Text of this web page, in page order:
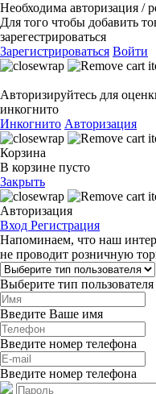
Необходима авторизация /
Для того чтобы добавить
зарегестрироваться
Зарегистрироваться Войти
Авторизируйтесь для
инкогнито
Инкогнито Авторизация
Корзина
В корзине пусто
Закрыть
Авторизация
Вход Регистрация
Напоминаем, что наш
не проводит розничную
Выберите тип пользователя
Введите Ваше имя
Введите номер телефона
Введите номер телефона